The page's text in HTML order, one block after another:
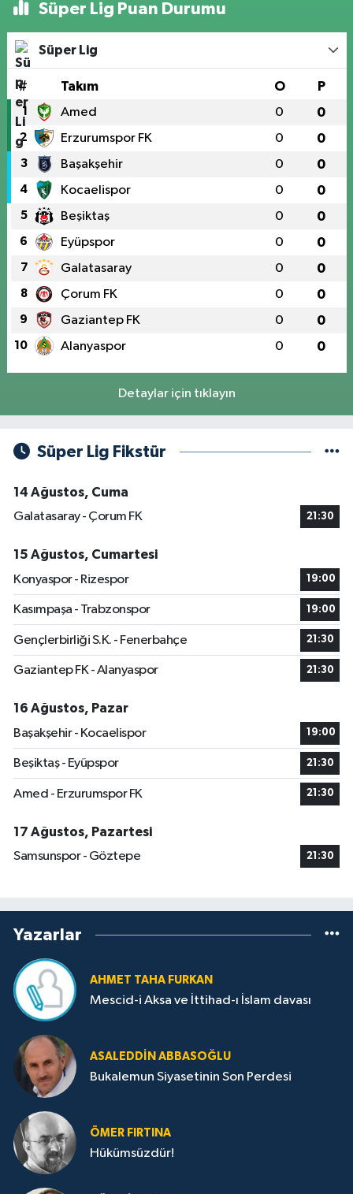
Süper Lig Puan Durumu
Süper Lig
# Takım O P
1 Amed 0 0
2 Erzurumspor FK 0 0
3 Başakşehir 0 0
4 Kocaelispor 0 0
5 Beşiktaş 0 0
6 Eyüpspor 0 0
7 Galatasaray 0 0
8 Çorum FK 0 0
9 Gaziantep FK 0 0
10 Alanyaspor 0 0
Detaylar için tıklayın
Süper Lig Fikstür
14 Ağustos, Cuma
Galatasaray - Çorum FK
21:30
15 Ağustos, Cumartesi
Konyaspor - Rizespor
19:00
Kasımpaşa - Trabzonspor 19:00
Gençlerbirliği S.K. - Fenerbahçe 21:30
Gaziantep FK - Alanyaspor 21:30
16 Ağustos, Pazar
Başakşehir - Kocaelispor
19:00
Beşiktaş - Eyüpspor 21:30
Amed - Erzurumspor FK 21:30
17 Ağustos, Pazartesi
Samsunspor - Göztepe
21:30
Yazarlar
AHMET TAHA FURKAN
Mescid-i Aksa ve İttihad-ı İslam davası
ASALEDDIN ABBASOĞLU
Bukalemun Siyasetinin Son Perdesi
ÖMER FIRTINA
Hükümsüzdür!